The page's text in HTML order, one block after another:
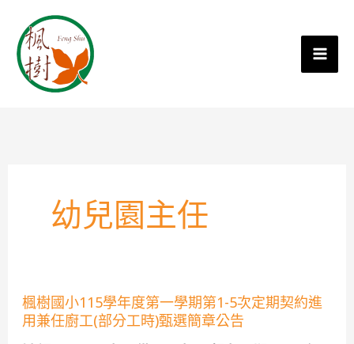
幼兒園主任
楓樹國小115學年度第一學期第1-5次定期契約進
用兼任廚工(部分工時)甄選簡章公告
楓
樹
國